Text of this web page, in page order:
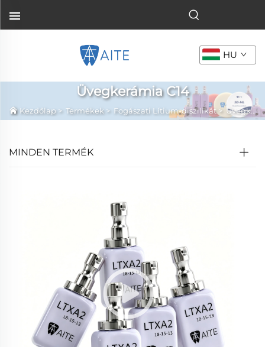
HU
Üvegkerámia C14
Kezdőlap> Termékek> Fogászati Lítium-diszilikát > Üvegkerámia C14
MINDEN TERMÉK